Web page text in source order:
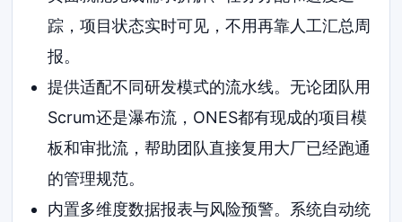
踪，项目状态实时可见，不用再靠人工汇总周
报。
提供适配不同研发模式的流水线。无论团队用
Scrum还是瀑布流，ONES都有现成的项目模
板和审批流，帮助团队直接复用大厂已经跑通
的管理规范。
内置多维度数据报表与风险预警。系统自动统